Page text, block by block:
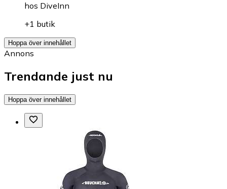
hos DiveInn
+1 butik
Hoppa över innehållet
Annons
Trendande just nu
Hoppa över innehållet